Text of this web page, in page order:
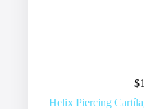
$
Helix Piercing